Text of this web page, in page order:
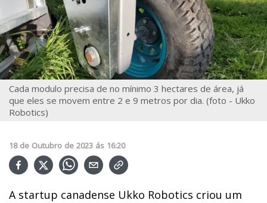
Cada modulo precisa de no mínimo 3 hectares de área, já
que eles se movem entre 2 e 9 metros por dia. (foto - Ukko
Robotics)
18 de Outubro de 2023 ás 16:20
A startup canadense Ukko Robotics criou um